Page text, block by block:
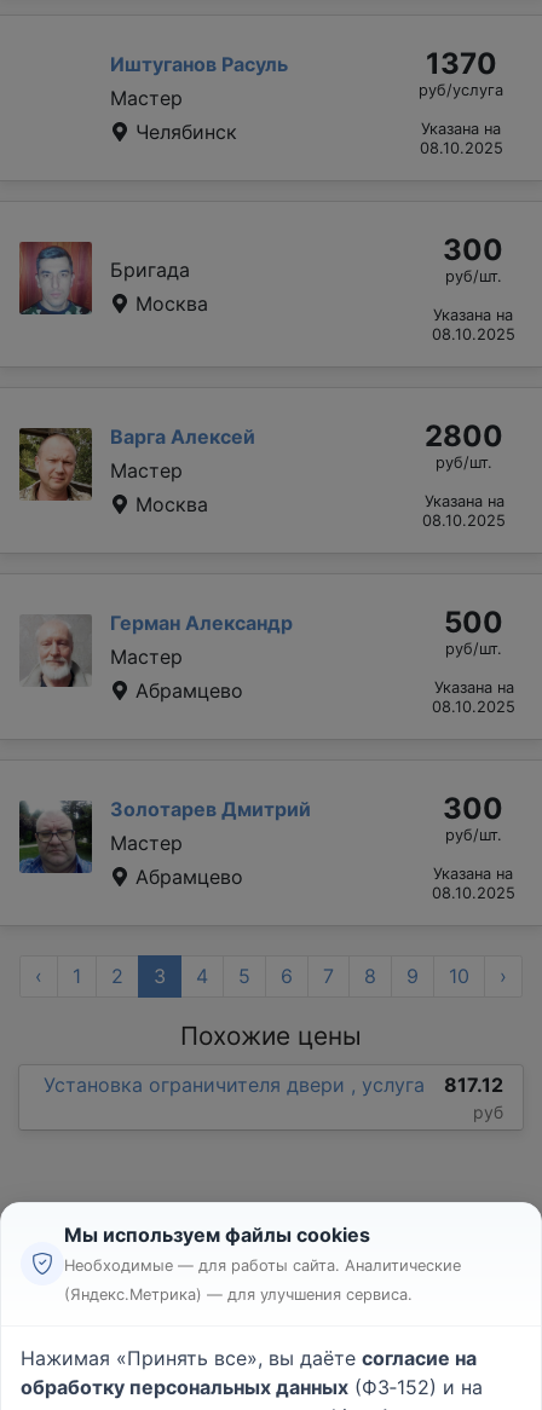
Иштуганов Расуль
Мастер
Челябинск
1370
руб/услуга
Указана на
08.10.2025
Бригада
Москва
300
руб/шт.
Указана на
08.10.2025
Варга Алексей
Мастер
Москва
2800
руб/шт.
Указана на
08.10.2025
Герман Александр
Мастер
Абрамцево
500
руб/шт.
Указана на
08.10.2025
Золотарев Дмитрий
Мастер
Абрамцево
300
руб/шт.
Указана на
08.10.2025
‹ 1 2 3 4 5 6 7 8 9 10 ›
Похожие цены
Установка ограничителя двери , услуга 817.12
руб
Реклама
Пользовательское соглашение
Политика конфиденциальности
Мы используем файлы cookies
Необходимые — для работы сайта. Аналитические
(Яндекс.Метрика) — для улучшения сервиса.
Нажимая «Принять все», вы даёте согласие на
обработку персональных данных (ФЗ‑152) и на